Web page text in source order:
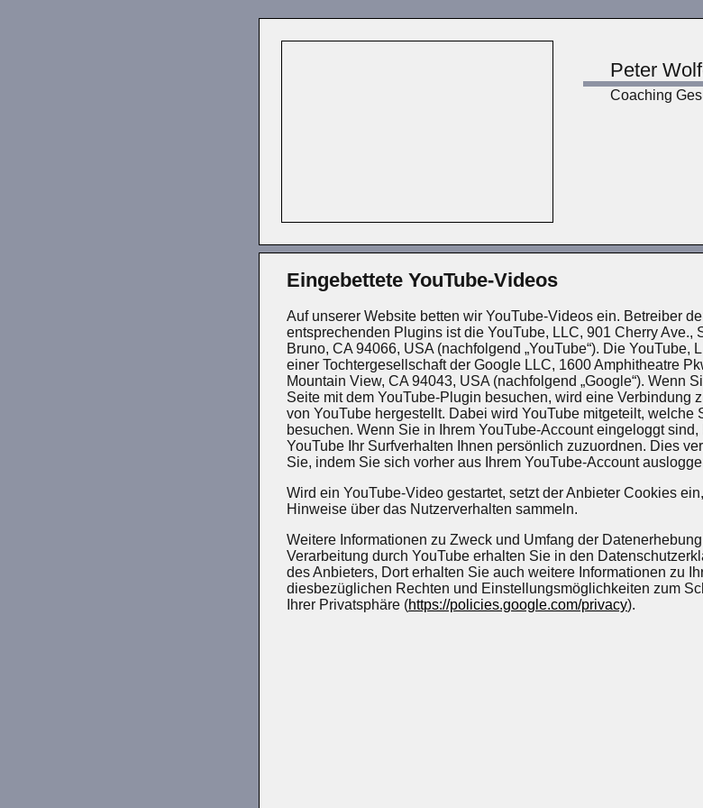
Peter
Coaching
Eingebettete YouTube-Videos
Auf unserer Website betten wir YouTube-Videos ein. Betreiber
entsprechenden Plugins ist die YouTube, LLC, 901 Cherry Ave.,
Bruno, CA 94066, USA (nachfolgend „YouTube“). Die YouTube,
einer Tochtergesellschaft der Google LLC, 1600 Amphitheatre
Mountain View, CA 94043, USA (nachfolgend „Google“). Wenn
Seite mit dem YouTube-Plugin besuchen, wird eine Verbindung
von YouTube hergestellt. Dabei wird YouTube mitgeteilt, welche
besuchen. Wenn Sie in Ihrem YouTube-Account eingeloggt sind,
YouTube Ihr Surfverhalten Ihnen persönlich zuzuordnen. Dies
Sie, indem Sie sich vorher aus Ihrem YouTube-Account
Wird ein YouTube-Video gestartet, setzt der Anbieter Cookies
Hinweise über das Nutzerverhalten sammeln.
Weitere Informationen zu Zweck und Umfang der
Verarbeitung durch YouTube erhalten Sie in den
des Anbieters, Dort erhalten Sie auch weitere Informationen zu
diesbezüglichen Rechten und Einstellungsmöglichkeiten zum
Ihrer Privatsphäre (https://policies.google.com/privacy).